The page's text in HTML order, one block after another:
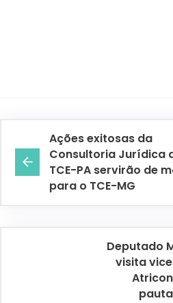
Ações exitosas da
Consultoria Jurídica
TCE-PA servirão de
para o TCE-MG
Deputado
visita